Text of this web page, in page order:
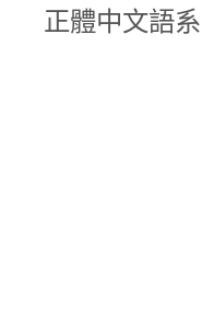
正體中文語